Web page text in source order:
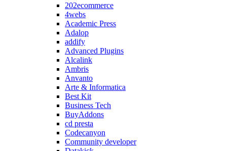
202ecommerce
4webs
Academic Press
Adalop
addify
Advanced Plugins
Alcalink
Ambris
Anvanto
Arte & Informatica
Best Kit
Business Tech
BuyAddons
cd presta
Codecanyon
Community developer